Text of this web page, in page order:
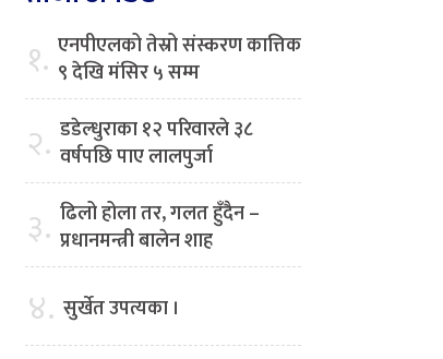
१. एनपीएलको तेस्रो संस्करण कात्तिक
९ देखि मंसिर ५ सम्म
२. डडेल्धुराका १२ परिवारले ३८
वर्षपछि पाए लालपुर्जा
३. ढिलो होला तर, गलत हुँदैन –
प्रधानमन्त्री बालेन शाह
४. सुर्खेत उपत्यका ।